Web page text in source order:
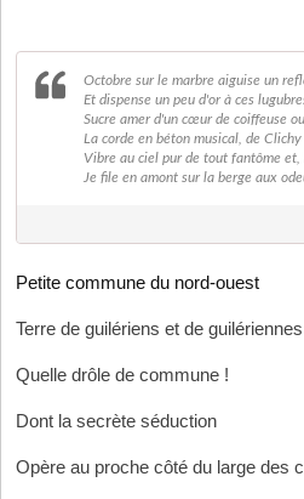
Octobre sur le marbre aiguise un
Et dispense un peu d'or à ces
Sucre amer d'un cœur de coiffeuse
La corde en béton musical, de Clichy
Vibre au ciel pur de tout fantôme et,
Je file en amont sur la berge aux
Petite commune du nord-ouest
Terre de guilériens et de guilériennes
Quelle drôle de commune !
Dont la secrète séduction
Opère au proche côté du large des